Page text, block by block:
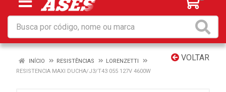
VOLTAR
INÍCIO RESISTÊNCIAS
LORENZETTI
RESISTENCIA MAXI DUCHA/J3/T43 055 127V 4600W